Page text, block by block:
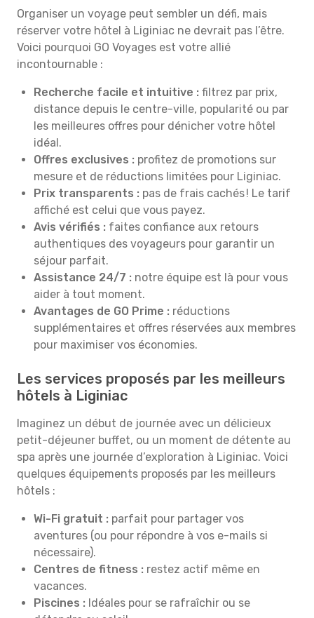
Organiser un voyage peut sembler un défi, mais
réserver votre hôtel à Liginiac ne devrait pas l’être.
Voici pourquoi GO Voyages est votre allié
incontournable :
Recherche facile et intuitive : filtrez par prix,
distance depuis le centre-ville, popularité ou par
les meilleures offres pour dénicher votre hôtel
idéal.
Offres exclusives : profitez de promotions sur
mesure et de réductions limitées pour Liginiac.
Prix transparents : pas de frais cachés ! Le tarif
affiché est celui que vous payez.
Avis vérifiés : faites confiance aux retours
authentiques des voyageurs pour garantir un
séjour parfait.
Assistance 24/7 : notre équipe est là pour vous
aider à tout moment.
Avantages de GO Prime : réductions
supplémentaires et offres réservées aux membres
pour maximiser vos économies.
Les services proposés par les meilleurs
hôtels à Liginiac
Imaginez un début de journée avec un délicieux
petit-déjeuner buffet, ou un moment de détente au
spa après une journée d’exploration à Liginiac. Voici
quelques équipements proposés par les meilleurs
hôtels :
Wi-Fi gratuit : parfait pour partager vos
aventures (ou pour répondre à vos e-mails si
nécessaire).
Centres de fitness : restez actif même en
vacances.
Piscines : Idéales pour se rafraîchir ou se